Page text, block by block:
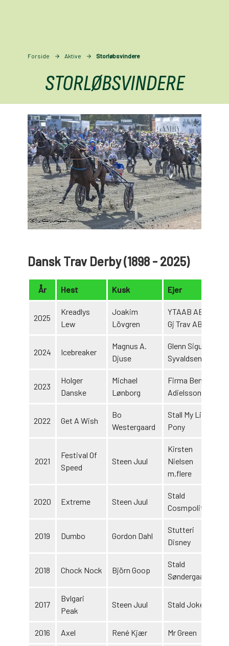
Forside Aktive Storløbsvindere
STORLØBSVINDERE
Dansk Trav Derby (1898 - 2025)
År Hest Kusk Ejer
2025
Kreadlys
Lew
Joakim
Lövgren
YTAAB AB &
Gj Trav AB
2024 Icebreaker
Magnus A.
Djuse
Glenn Sigurd
Syvaldsen
2023
Holger
Danske
Michael
Lønborg
Firma Bengt
Adielsson
2022 Get A Wish
Bo
Westergaard
Stall My Little
Pony
2021
Festival Of
Speed
Steen Juul
Kirsten
Nielsen
m.flere
2020 Extreme Steen Juul
Stald
Cosmpolitan
2019 Dumbo Gordon Dahl
Stutteri
Disney
2018 Chock Nock Björn Goop
Stald
Søndergaard
2017
Bvlgari
Peak
Steen Juul Stald Jokeren
2016 Axel René Kjær Mr Green